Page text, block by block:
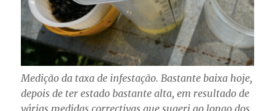
Medição da taxa de infestação. Bastante baixa hoje,
depois de ter estado bastante alta, em resultado de